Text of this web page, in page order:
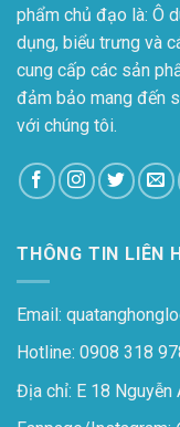
phẩm chủ đạo là: Ô
dụng, biểu trưng và
cung cấp các sản
đảm bảo mang đến
với chúng tôi.
THÔNG TIN LIÊN
Email:
Hotline: 0908 318
Địa chỉ: E 18 Nguyễn